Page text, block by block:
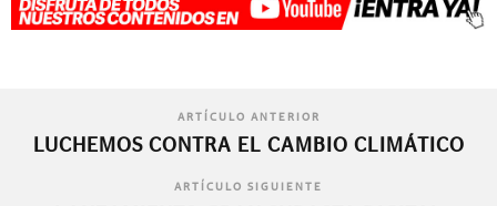
ARTÍCULO ANTERIOR
LUCHEMOS CONTRA EL CAMBIO CLIMÁTICO
ARTÍCULO SIGUIENTE